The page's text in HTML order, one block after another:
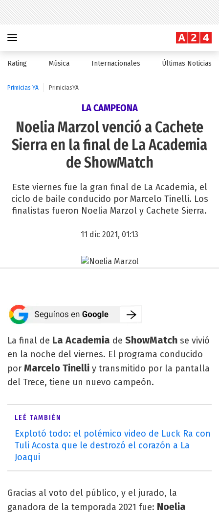
Rating Música Internacionales Últimas Noticias
Primicias YA PrimiciasYA
LA CAMPEONA
Noelia Marzol venció a Cachete
Sierra en la final de La Academia
de ShowMatch
Este viernes fue la gran final de La Academia, el
ciclo de baile conducido por Marcelo Tinelli. Los
finalistas fueron Noelia Marzol y Cachete Sierra.
11 dic 2021, 01:13
La final de La Academia de ShowMatch se vivió
en la noche del viernes. El programa conducido
por Marcelo Tinelli y transmitido por la pantalla
del Trece, tiene un nuevo campeón.
LEÉ TAMBIÉN
Explotó todo: el polémico video de Luck Ra con
Tuli Acosta que le destrozó el corazón a La
Joaqui
Gracias al voto del público, y el jurado, la
ganadora de la temporada 2021 fue: Noelia